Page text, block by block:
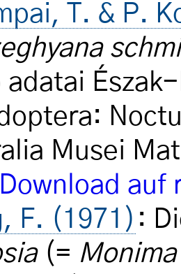
T. & P.
adatai
Musei
F. (1971) :
(= Monima